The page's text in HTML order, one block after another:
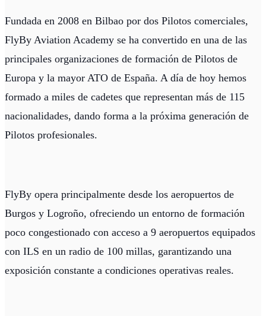
Fundada en 2008 en Bilbao por dos Pilotos comerciales,
FlyBy Aviation Academy se ha convertido en una de las
principales organizaciones de formación de Pilotos de
Europa y la mayor ATO de España. A día de hoy hemos
formado a miles de cadetes que representan más de 115
nacionalidades, dando forma a la próxima generación de
Pilotos profesionales.
FlyBy opera principalmente desde los aeropuertos de
Burgos y Logroño, ofreciendo un entorno de formación
poco congestionado con acceso a 9 aeropuertos equipados
con ILS en un radio de 100 millas, garantizando una
exposición constante a condiciones operativas reales.